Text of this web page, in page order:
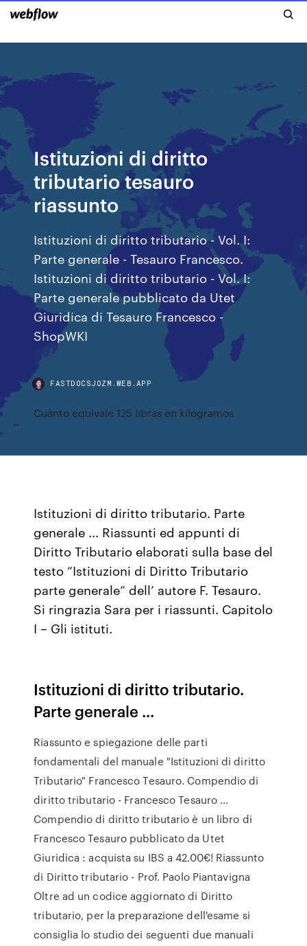
Istituzioni di diritto
tributario tesauro
riassunto
Istituzioni di diritto tributario - Vol. I:
Parte generale - Tesauro Francesco.
Istituzioni di diritto tributario - Vol. I:
Parte generale pubblicato da Utet
Giuridica di Tesauro Francesco -
ShopWKI
FASTDOCSJOZM.WEB.APP
Cuánto equivale 125 libras en kilogramos
Istituzioni di diritto tributario. Parte
generale ... Riassunti ed appunti di
Diritto Tributario elaborati sulla base del
testo “Istituzioni di Diritto Tributario
parte generale” dell’ autore F. Tesauro.
Si ringrazia Sara per i riassunti. Capitolo
I – Gli istituti.
Istituzioni di diritto tributario.
Parte generale ...
Riassunto e spiegazione delle parti
fondamentali del manuale "Istituzioni di diritto
Tributario" Francesco Tesauro. Compendio di
diritto tributario - Francesco Tesauro ...
Compendio di diritto tributario è un libro di
Francesco Tesauro pubblicato da Utet
Giuridica : acquista su IBS a 42.00€! Riassunto
di Diritto tributario - Prof. Paolo Piantavigna
Oltre ad un codice aggiornato di Diritto
tributario, per la preparazione dell'esame si
consiglia lo studio dei seguenti due manuali